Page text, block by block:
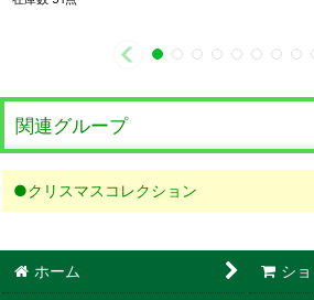
関連グループ
●クリスマスコレクション
ホーム シ